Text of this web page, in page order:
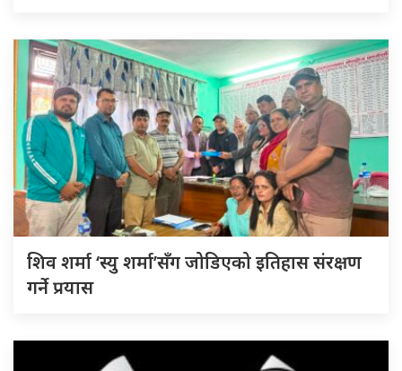
शिव शर्मा ‘स्यु शर्मा’सँग जोडिएको इतिहास संरक्षण
गर्ने प्रयास